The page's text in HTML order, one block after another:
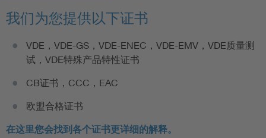
我们为您提供以下证书
VDE，VDE-GS，VDE-ENEC，VDE-EMV，VDE质量测
试，VDE特殊产品特性证书
CB证书，CCC，EAC
欧盟合格证书
在这里您会找到各个证书更详细的解释。